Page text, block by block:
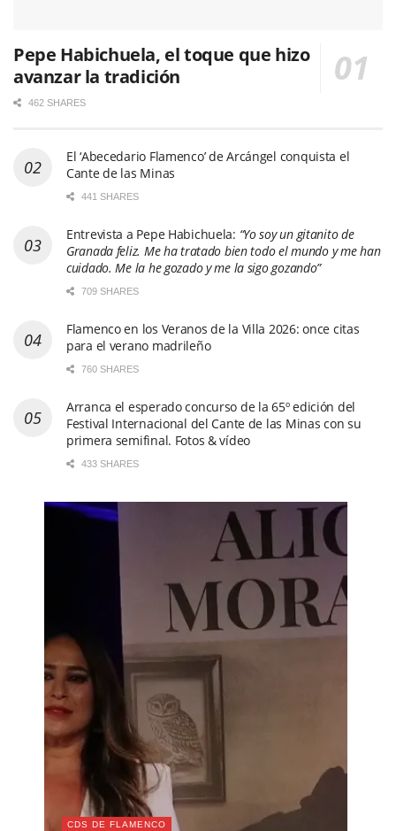
Pepe Habichuela, el toque que hizo
avanzar la tradición
462 SHARES
El ‘Abecedario Flamenco’ de Arcángel conquista el
Cante de las Minas
441 SHARES
Entrevista a Pepe Habichuela: “Yo soy un gitanito de
Granada feliz. Me ha tratado bien todo el mundo y me han
cuidado. Me la he gozado y me la sigo gozando”
709 SHARES
Flamenco en los Veranos de la Villa 2026: once citas
para el verano madrileño
760 SHARES
Arranca el esperado concurso de la 65º edición del
Festival Internacional del Cante de las Minas con su
primera semifinal. Fotos & vídeo
433 SHARES
CDS DE FLAMENCO